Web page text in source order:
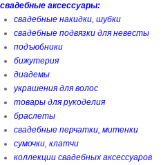
свадебные аксессуары:
свадебные накидки, шубки
свадебные подвязки для невесты
подъюбники
бижутерия
диадемы
украшения для волос
товары для рукоделия
браслеты
свадебные перчатки, митенки
сумочки, клатчи
коллекции свадебных аксессуаров